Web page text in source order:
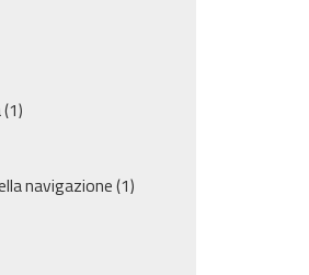
(1)
navigazione(1)